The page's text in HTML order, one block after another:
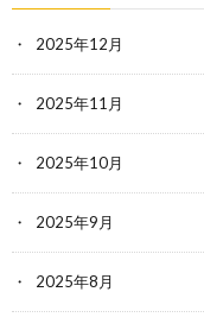
2025年12月
2025年11月
2025年10月
2025年9月
2025年8月